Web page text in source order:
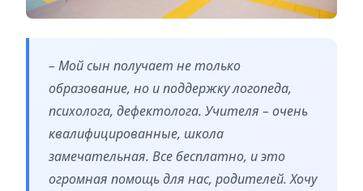
– Мой сын получает не только
образование, но и поддержку логопеда,
психолога, дефектолога. Учителя – очень
квалифицированные, школа
замечательная. Все бесплатно, и это
огромная помощь для нас, родителей. Хочу